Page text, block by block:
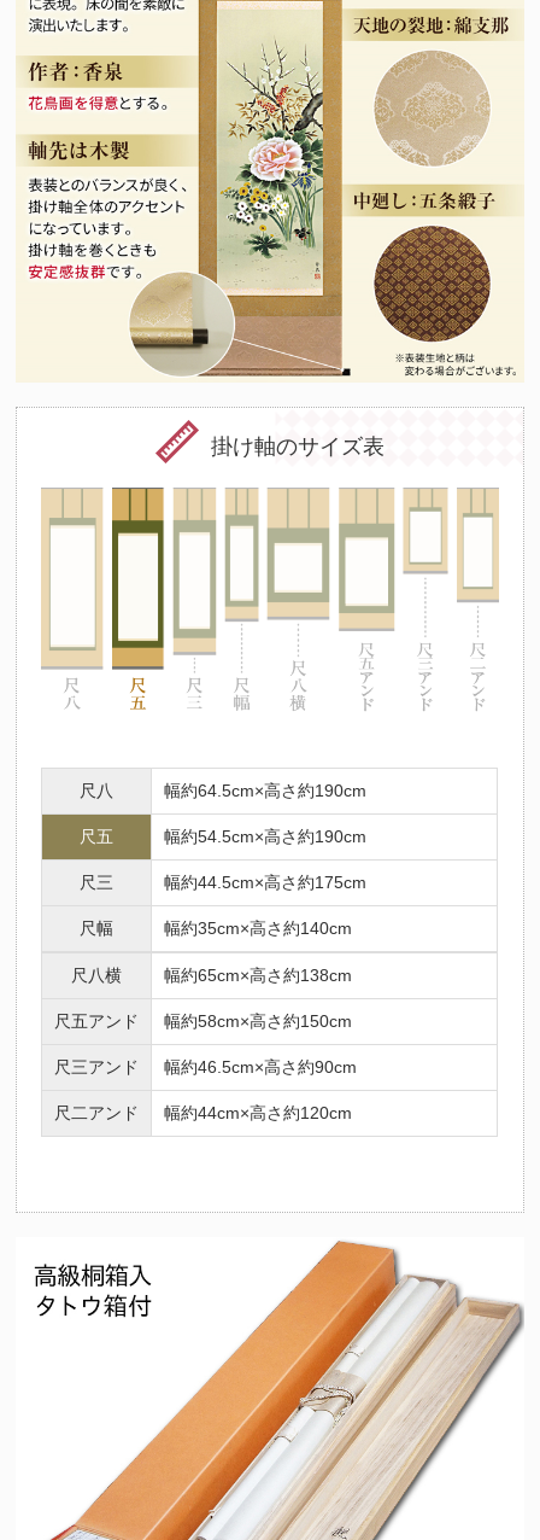
掛け軸のサイズ表
尺八 幅約64.5cm×高さ約190cm
尺五 幅約54.5cm×高さ約190cm
尺三 幅約44.5cm×高さ約175cm
尺幅 幅約35cm×高さ約140cm
尺八横 幅約65cm×高さ約138cm
尺五アンド 幅約58cm×高さ約150cm
尺三アンド 幅約46.5cm×高さ約90cm
尺二アンド 幅約44cm×高さ約120cm